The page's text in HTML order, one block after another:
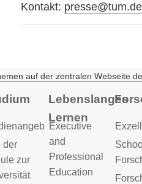
Kontakt: presse@tum.de
auf der zentralen Webseite
der
zur
Lebenslanges
Lernen
Executive
and
Professional
Education